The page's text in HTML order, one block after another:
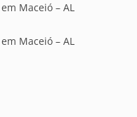
Maceió – AL
Maceió – AL